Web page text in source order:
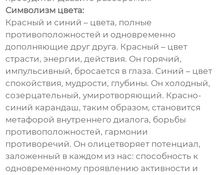
Символизм цвета:
Красный и синий – цвета, полные
противоположностей и одновременно
дополняющие друг друга. Красный – цвет
страсти, энергии, действия. Он горячий,
импульсивный, бросается в глаза. Синий – цвет
спокойствия, мудрости, глубины. Он холодный,
созерцательный, умиротворяющий. Красно-
синий карандаш, таким образом, становится
метафорой внутреннего диалога, борьбы
противоположностей, гармонии
противоречий. Он олицетворяет потенциал,
заложенный в каждом из нас: способность к
одновременному проявлению активности и